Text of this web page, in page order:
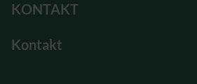
KONTAKT
Kontakt